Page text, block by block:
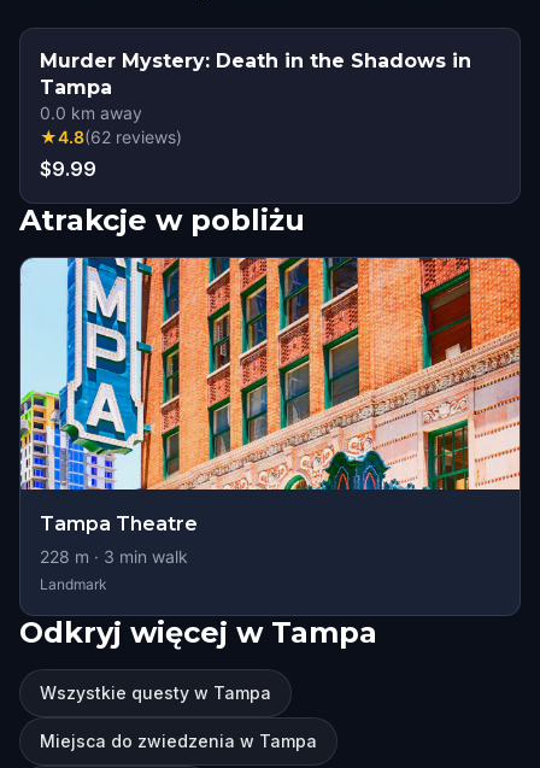
Murder Mystery: Death in the Shadows in
Tampa
0.0 km away
★4.8(62 reviews)
$9.99
Atrakcje w pobliżu
Tampa Theatre
228 m · 3 min walk
Landmark
Odkryj więcej w Tampa
Wszystkie questy w Tampa
Miejsca do zwiedzenia w Tampa